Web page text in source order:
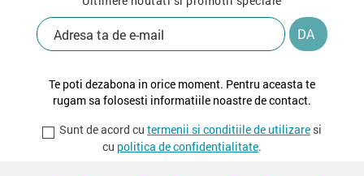
Te poti dezabona in orice moment. Pentru aceasta te
rugam sa folosesti informatiile noastre de contact.
Sunt de acord cu termenii si conditiile de utilizare si
cu politica de confidentialitate.